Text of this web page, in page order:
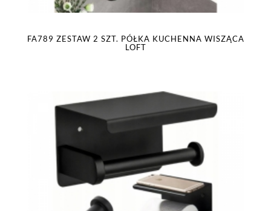
FA789 ZESTAW 2 SZT. PÓŁKA KUCHENNA WISZĄCA
LOFT